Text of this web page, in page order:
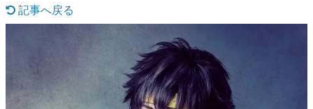
『うつヌケ』『ペンと箸』等で知られるマンガ家・田中圭
一先生によるゲーム業界レポートマンガです。
なんでゲームは面白い？
ゲーム開発者・hamatsu氏がゲームの魅力を画面や操作の
具体的な形から解き明かしていく、硬派で骨太な評論連載
です。
記事へ戻る